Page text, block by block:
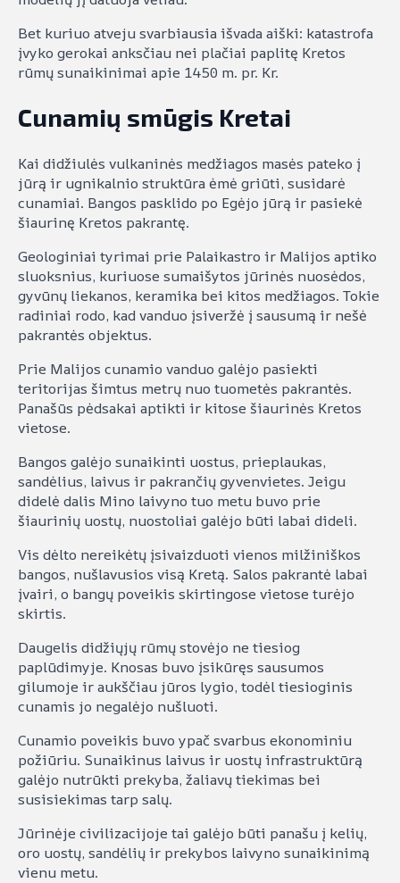
Bet kuriuo atveju svarbiausia išvada aiški: katastrofa
įvyko gerokai anksčiau nei plačiai paplitę Kretos
rūmų sunaikinimai apie 1450 m. pr. Kr.
Cunamių smūgis Kretai
Kai didžiulės vulkaninės medžiagos masės pateko į
jūrą ir ugnikalnio struktūra ėmė griūti, susidarė
cunamiai. Bangos pasklido po Egėjo jūrą ir pasiekė
šiaurinę Kretos pakrantę.
Geologiniai tyrimai prie Palaikastro ir Malijos aptiko
sluoksnius, kuriuose sumaišytos jūrinės nuosėdos,
gyvūnų liekanos, keramika bei kitos medžiagos. Tokie
radiniai rodo, kad vanduo įsiveržė į sausumą ir nešė
pakrantės objektus.
Prie Malijos cunamio vanduo galėjo pasiekti
teritorijas šimtus metrų nuo tuometės pakrantės.
Panašūs pėdsakai aptikti ir kitose šiaurinės Kretos
vietose.
Bangos galėjo sunaikinti uostus, prieplaukas,
sandėlius, laivus ir pakrančių gyvenvietes. Jeigu
didelė dalis Mino laivyno tuo metu buvo prie
šiaurinių uostų, nuostoliai galėjo būti labai dideli.
Vis dėlto nereikėtų įsivaizduoti vienos milžiniškos
bangos, nušlavusios visą Kretą. Salos pakrantė labai
įvairi, o bangų poveikis skirtingose vietose turėjo
skirtis.
Daugelis didžiųjų rūmų stovėjo ne tiesiog
paplūdimyje. Knosas buvo įsikūręs sausumos
gilumoje ir aukščiau jūros lygio, todėl tiesioginis
cunamis jo negalėjo nušluoti.
Cunamio poveikis buvo ypač svarbus ekonominiu
požiūriu. Sunaikinus laivus ir uostų infrastruktūrą
galėjo nutrūkti prekyba, žaliavų tiekimas bei
susisiekimas tarp salų.
Jūrinėje civilizacijoje tai galėjo būti panašu į kelių,
oro uostų, sandėlių ir prekybos laivyno sunaikinimą
vienu metu.